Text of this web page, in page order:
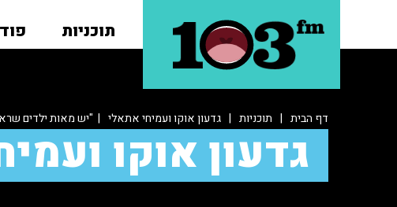
תוכניות
דף הבית | תוכניות | גדעון אוקו ועמיחי אתאלי | "יש מאות ילדים
גדעון אוקו